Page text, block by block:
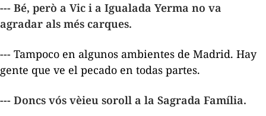
--- Bé, però a Vic i a Igualada Yerma no va
agradar als més carques.
--- Tampoco en algunos ambientes de Madrid. Hay
gente que ve el pecado en todas partes.
--- Doncs vós vèieu soroll a la Sagrada Família.